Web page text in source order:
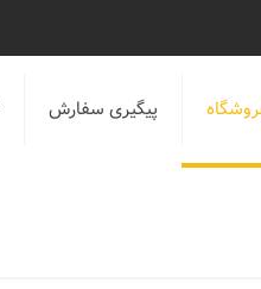
پیگیری سفارش